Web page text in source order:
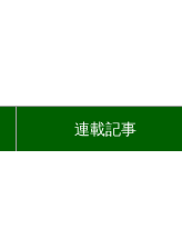
連載記事